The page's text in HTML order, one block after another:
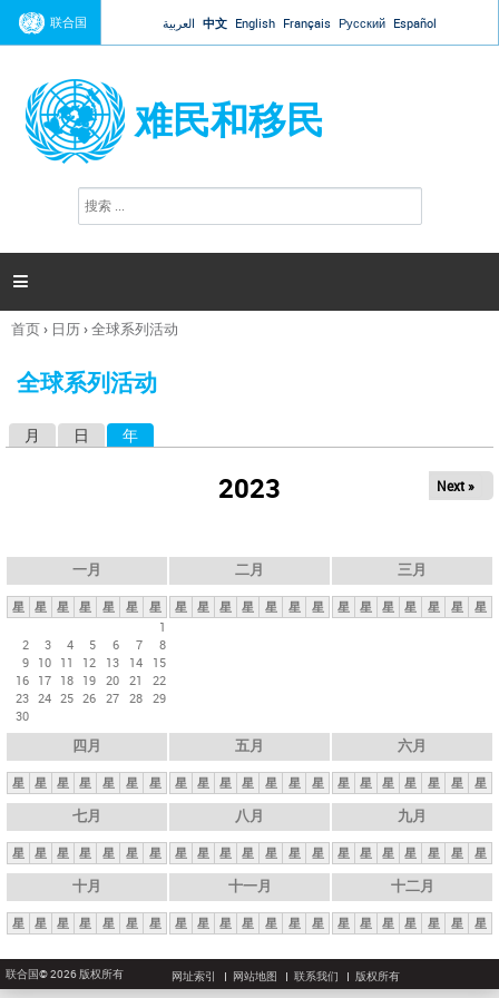
Jump to navigation
联合国 العربية 中文 English Français Русский Español
难民和移民
搜
索

你
这
首页› 日历›全球系列活动
全球系列活动
月 日 年
2023 Next »
一月
星 星 星 星 星 星
星
1
2
3 4 5 6 7
8
9 10 11 12 13 14
15
16 17 18 19 20 21
22
23 24 25 26 27 28 29
30
二月
星 星 星 星 星 星 星
三月
星 星 星 星 星 星 星
四月
星 星 星 星 星 星 星
五月
星 星 星 星 星 星 星
六月
星 星 星 星 星 星 星
七月
星 星 星 星 星 星 星
八月
星 星 星 星 星 星 星
九月
星 星 星 星 星 星 星
十月
星 星 星 星 星 星 星
十一月
星 星 星 星 星 星 星
十二月
星 星 星 星 星 星 星
联合国© 2026 版权所有 网址索引 网站地图 联系我们 版权所有